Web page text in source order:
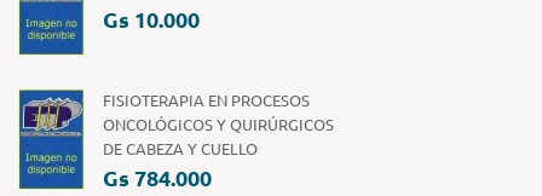
Gs 10.000
FISIOTERAPIA EN PROCESOS
ONCOLÓGICOS Y QUIRÚRGICOS
DE CABEZA Y CUELLO
Gs 784.000